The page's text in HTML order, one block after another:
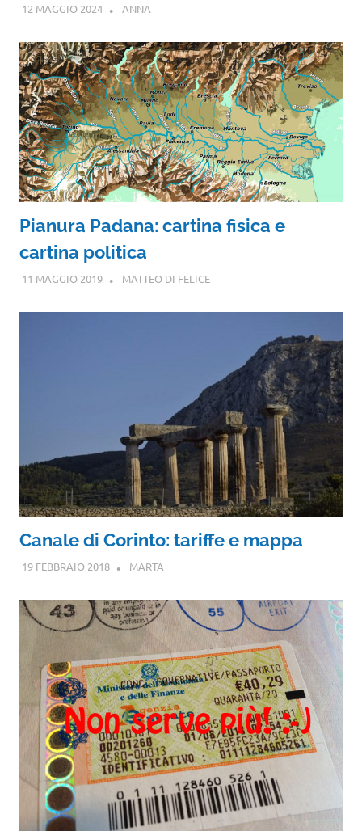
12 MAGGIO 2024 ANNA
Pianura Padana: cartina fisica e
cartina politica
11 MAGGIO 2019 MATTEO DI FELICE
Canale di Corinto: tariffe e mappa
19 FEBBRAIO 2018 MARTA